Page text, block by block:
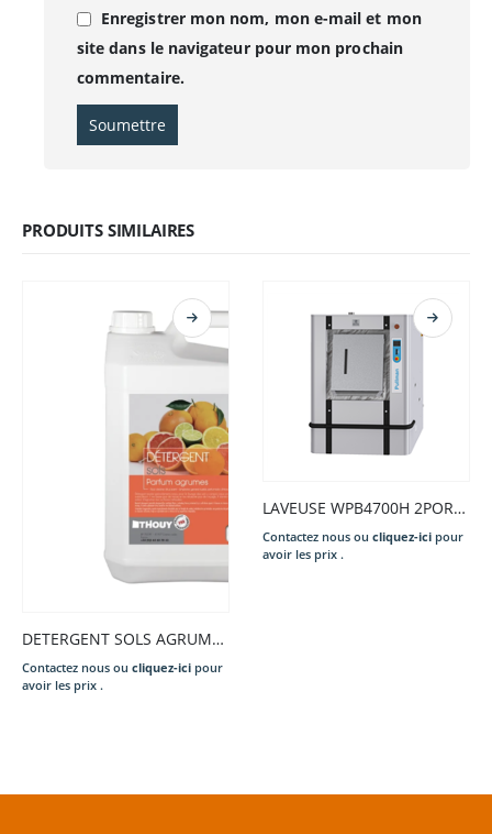
Enregistrer mon nom, mon e-mail et mon
site dans le navigateur pour mon prochain
commentaire.
PRODUITS SIMILAIRES
DETERGENT SOLS AGRUMES 5L
Contactez nous ou cliquez-ici pour
avoir les prix .
LAVEUSE WPB4700H 2PORTES 700L
Contactez nous ou cliquez-ici pour
avoir les prix .